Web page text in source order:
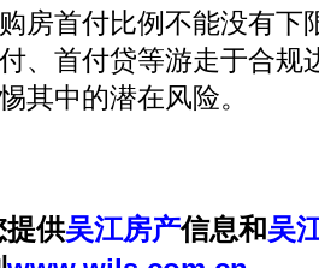
房首付比例不能没有下
、首付贷等游走于合规
其中的潜在风险。
提供吴江房产信息和吴